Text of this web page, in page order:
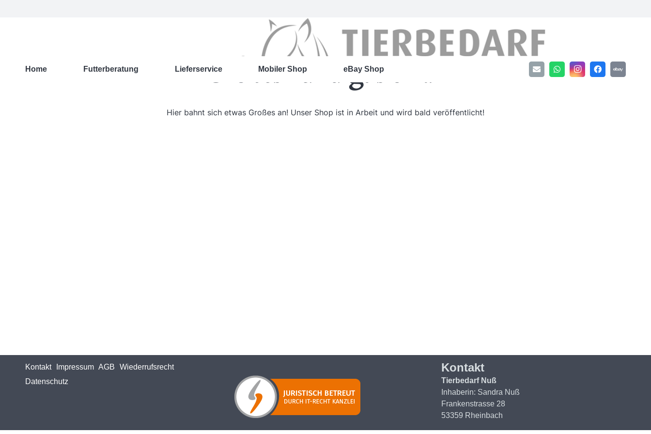
Home Futterberatung Lieferservice Mobiler Shop eBay Shop
Großes kündigt sich an
Hier bahnt sich etwas Großes an! Unser Shop ist in Arbeit und wird bald veröffentlicht!
Kontakt Impressum AGB
Wiederrufsrecht
Datenschutz
Kontakt
Tierbedarf Nuß
Inhaberin: Sandra Nuß
Frankenstrasse 28
53359 Rheinbach